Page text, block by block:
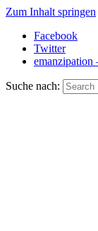
Zum Inhalt springen
Facebook
Twitter
emanzipation
Suche nach: